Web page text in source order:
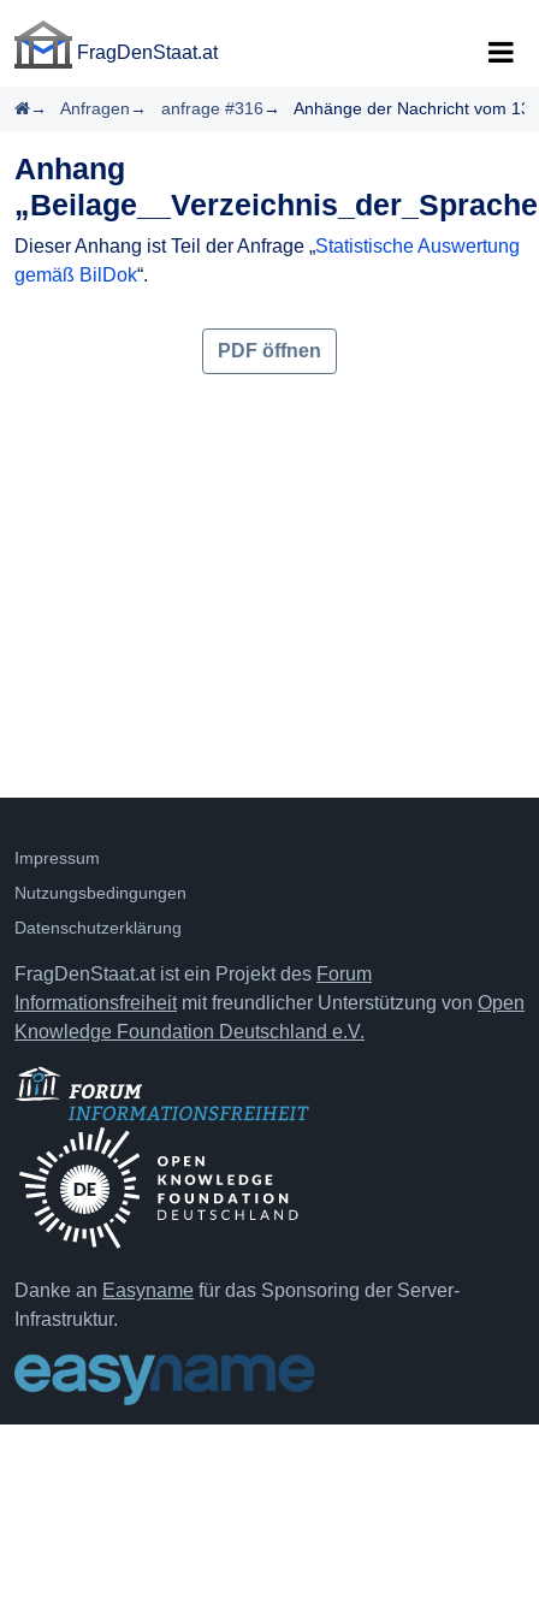
FragDenStaat.at
Startseite
Anfragen anfrage #316 Anhänge der Nachricht vom
Anhang
Dieser Anhang ist Teil der Anfrage „Statistische Auswertung
gemäß BilDok“.
PDF öffnen
Impressum
Nutzungsbedingungen
Datenschutzerklärung
FragDenStaat.at ist ein Projekt des Forum
Informationsfreiheitmit freundlicher Unterstützung von Open
Knowledge Foundation Deutschland e.V.
Danke an Easyname für das Sponsoring der Server-
Infrastruktur.